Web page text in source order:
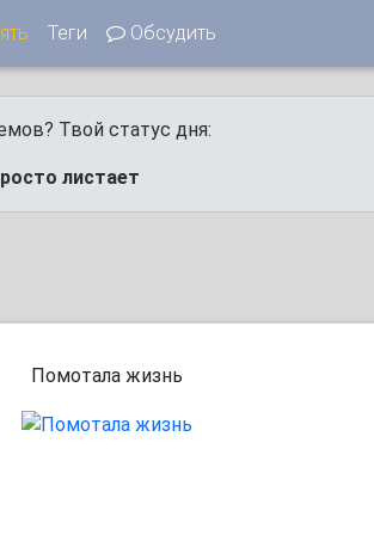
Теги Обсудить
Твой статус дня:
листает
Помотала жизнь